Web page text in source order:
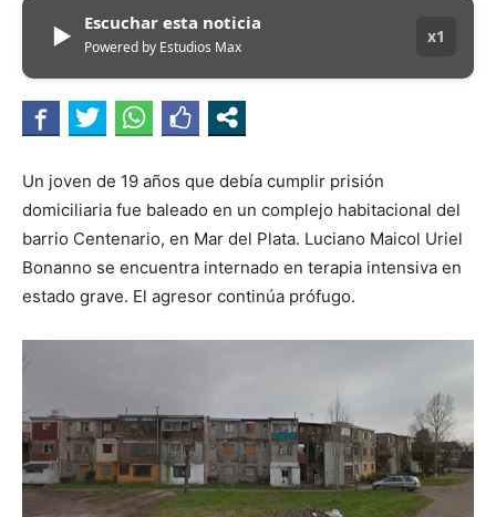
▶ Escuchar esta noticia
Powered by Estudios Max
x1
Un joven de 19 años que debía cumplir prisión
domiciliaria fue baleado en un complejo habitacional del
barrio Centenario, en Mar del Plata. Luciano Maicol Uriel
Bonanno se encuentra internado en terapia intensiva en
estado grave. El agresor continúa prófugo.